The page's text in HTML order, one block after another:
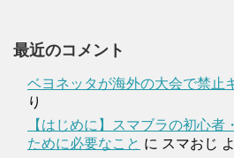
最近のコメント
ベヨネッタが海外の大会で禁止
り
【はじめに】スマブラの初心者
ために必要なこと に スマおじ